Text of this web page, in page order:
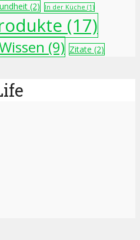
(2) In der Küche (1)
(17)
(9) Zitate (2)